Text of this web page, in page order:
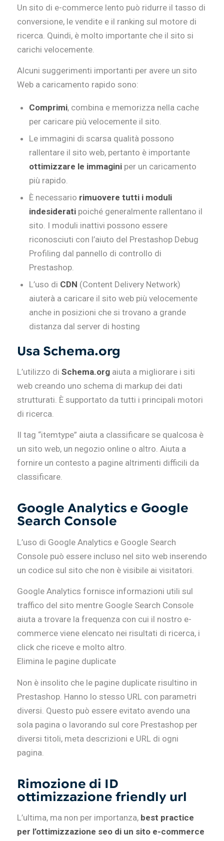
Un sito di e-commerce lento può ridurre il tasso di
conversione, le vendite e il ranking sul motore di
ricerca. Quindi, è molto importante che il sito si
carichi velocemente.
Alcuni suggerimenti importanti per avere un sito
Web a caricamento rapido sono:
Comprimi, combina e memorizza nella cache
per caricare più velocemente il sito.
Le immagini di scarsa qualità possono
rallentare il sito web, pertanto è importante
ottimizzare le immaginiper un caricamento
più rapido.
È necessario rimuovere tutti i moduli
indesideratipoiché generalmente rallentano il
sito. I moduli inattivi possono essere
riconosciuti con l’aiuto del Prestashop Debug
Profiling dal pannello di controllo di
Prestashop.
L’uso di CDN (Content Delivery Network)
aiuterà a caricare il sito web più velocemente
anche in posizioni che si trovano a grande
distanza dal server di hosting
Usa Schema.org
L’utilizzo di Schema.orgaiuta a migliorare i siti
web creando uno schema di markup dei dati
strutturati. È supportato da tutti i principali motori
di ricerca.
Il tag “itemtype” aiuta a classificare se qualcosa è
un sito web, un negozio online o altro. Aiuta a
fornire un contesto a pagine altrimenti difficili da
classificare.
Google Analytics e Google
Search Console
L’uso di Google Analytics e Google Search
Console può essere incluso nel sito web inserendo
un codice sul sito che non è visibile ai visitatori.
Google Analytics fornisce informazioni utili sul
traffico del sito mentre Google Search Console
aiuta a trovare la frequenza con cui il nostro e-
commerce viene elencato nei risultati di ricerca, i
click che riceve e molto altro.
Elimina le pagine duplicate
Non è insolito che le pagine duplicate risultino in
Prestashop. Hanno lo stesso URL con parametri
diversi. Questo può essere evitato avendo una
sola pagina o lavorando sul core Prestashop per
diversi titoli, meta descrizioni e URL di ogni
pagina.
Rimozione di ID
ottimizzazione friendly url
L’ultima, ma non per importanza, best practice
per l’ottimizzazione seo di un sito e-commerce